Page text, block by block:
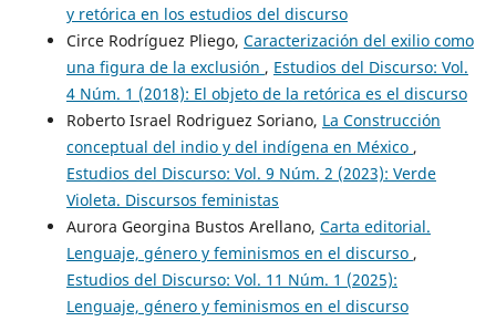
y retórica en los estudios del discurso
Circe Rodríguez Pliego, Caracterización del exilio como
una figura de la exclusión , Estudios del Discurso: Vol.
4 Núm. 1 (2018): El objeto de la retórica es el discurso
Roberto Israel Rodriguez Soriano, La Construcción
conceptual del indio y del indígena en México ,
Estudios del Discurso: Vol. 9 Núm. 2 (2023): Verde
Violeta. Discursos feministas
Aurora Georgina Bustos Arellano, Carta editorial.
Lenguaje, género y feminismos en el discurso ,
Estudios del Discurso: Vol. 11 Núm. 1 (2025):
Lenguaje, género y feminismos en el discurso